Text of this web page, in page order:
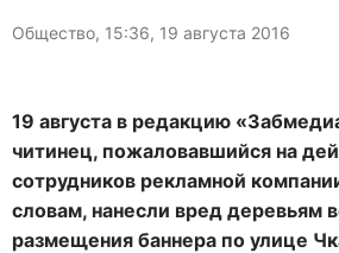
Общество, 15:36, 19 августа 2016
19 августа в редакцию
читинец, пожаловавшийся на
сотрудников рекламной
словам, нанесли вред деревьям
размещения баннера по улице